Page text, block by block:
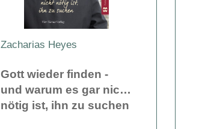
Zacharias Heyes
Gott wieder finden -
und warum es gar nicht
nötig ist, ihn zu suchen